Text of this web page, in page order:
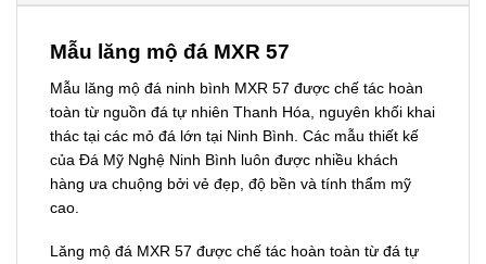
Mẫu lăng mộ đá MXR 57
Mẫu lăng mộ đá ninh bình MXR 57 được chế tác hoàn
toàn từ nguồn đá tự nhiên Thanh Hóa, nguyên khối khai
thác tại các mỏ đá lớn tại Ninh Bình. Các mẫu thiết kế
của Đá Mỹ Nghệ Ninh Bình luôn được nhiều khách
hàng ưa chuộng bởi vẻ đẹp, độ bền và tính thẩm mỹ
cao.
Lăng mộ đá MXR 57 được chế tác hoàn toàn từ đá tự